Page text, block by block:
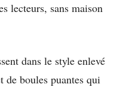
lecteurs, sans maison
dans le style enlevé
boules puantes qui